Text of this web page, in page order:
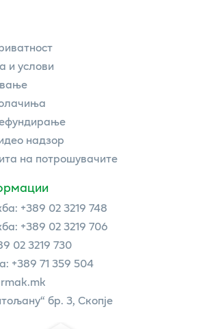
и услови
надзор
на потрошувачите
+389 02 3219 748
+389 02 3219 706
02 3219 730
+389 71 359 504
бр. 3, Скопје